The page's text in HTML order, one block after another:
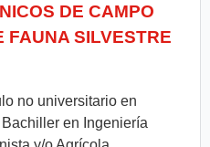
DE CAMPO
FAUNA SILVESTRE
no universitario en
en Ingeniería